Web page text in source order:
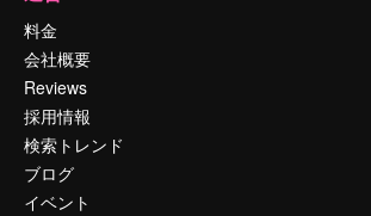
料金
会社概要
Reviews
採用情報
検索トレンド
ブログ
イベント